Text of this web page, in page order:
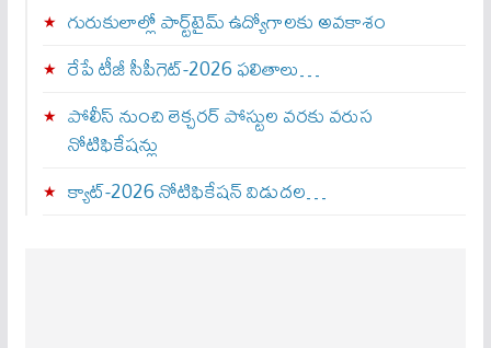
గురుకులాల్లో పార్ట్‌టైమ్ ఉద్యోగాలకు అవకాశం
రేపే టీజీ సీపీగెట్‌-2026 ఫలితాలు…
పోలీస్ నుంచి లెక్చరర్ పోస్టుల వరకు వరుస
నోటిఫికేషన్లు
క్యాట్-2026 నోటిఫికేషన్ విడుదల…